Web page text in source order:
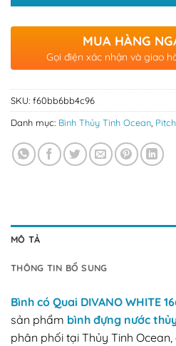
MUA HÀNG
Gọi điện xác nhận và giao
SKU: f60bb6bb4c96
Danh mục: Bình Thủy Tinh Ocean,
MÔ TẢ
THÔNG TIN BỔ SUNG
Bình có Quai DIVANO WHITE
sản phẩm bình đựng nước
phân phối tại Thủy Tinh